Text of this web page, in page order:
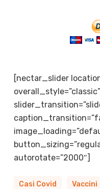
[nectar_slider
autorotate=”2000″]
Casi Covid Vaccini